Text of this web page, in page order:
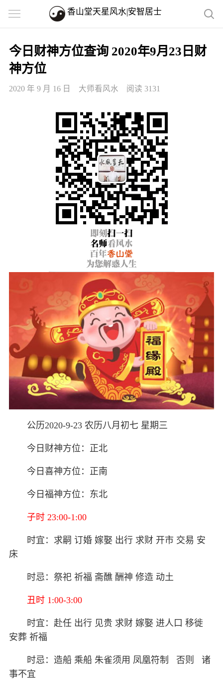
香山堂天星风水|安智居士
今日财神方位查询 2020年9月23日财
神方位
2020 年 9 月 16 日 大师看风水 阅读 3131
公历2020-9-23 农历八月初七 星期三
今日财神方位：正北
今日喜神方位：正南
今日福神方位：东北
子时 23:00-1:00
时宜：求嗣 订婚 嫁娶 出行 求财 开市 交易 安
床
时忌：祭祀 祈福 斋醮 酬神 修造 动土
丑时 1:00-3:00
时宜：赴任 出行 见贵 求财 嫁娶 进人口 移徙
安葬 祈福
时忌：造船 乘船 朱雀须用 凤凰符制 否则 诸
事不宜